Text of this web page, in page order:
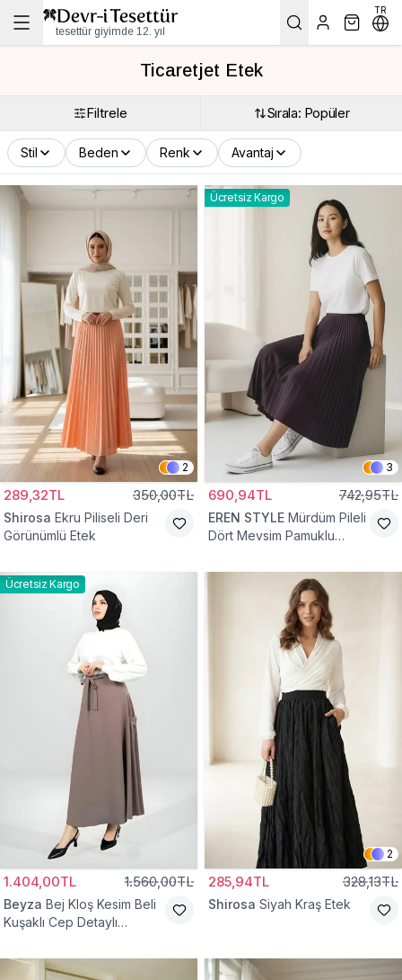
tesettür giyimde 12. yıl
TR
Ticaretjet Etek
Filtrele Sırala: Popüler
Stil Beden Renk Avantaj
2
289,32TL 350,00TL
Shirosa Ekru Piliseli Deri
Görünümlü Etek
Ücretsiz Kargo
3
690,94TL 742,95TL
EREN STYLE Mürdüm Pileli
Dört Mevsim Pamuklu
Ücretsiz Kargo
1.404,00TL 1.560,00TL
Beyza Bej Kloş Kesim Beli
Kuşaklı Cep Detaylı
2
285,94TL 328,13TL
Shirosa Siyah Kraş Etek